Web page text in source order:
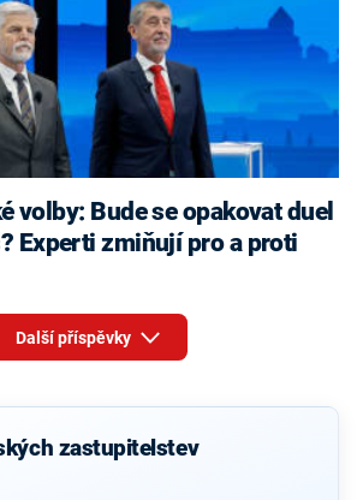
Experti zmiňují pro a proti
Další příspěvky
zastupitelstev